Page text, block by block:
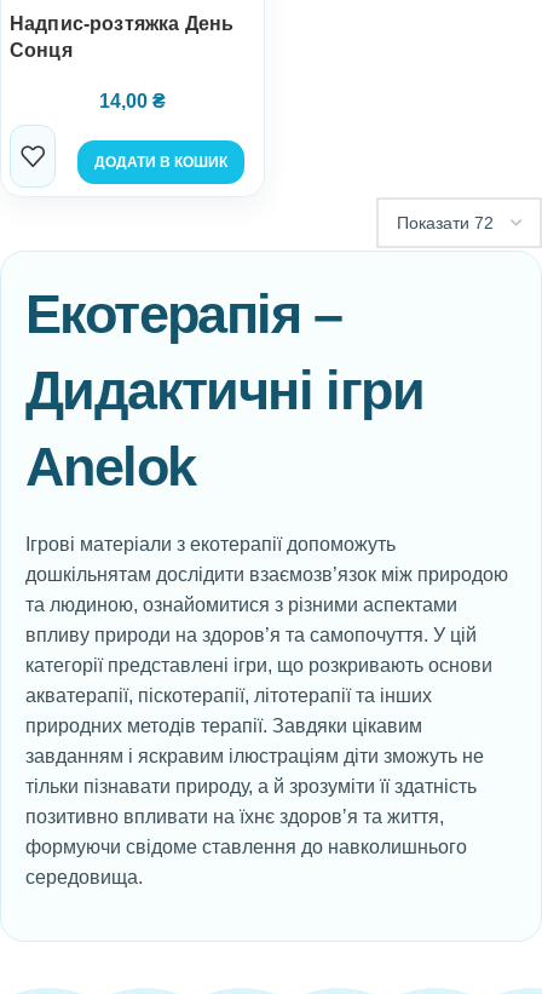
Надпис-розтяжка День
Cонця
14,00 ₴
ДОДАТИ В КОШИК
Екотерапія –
Дидактичні ігри
Anelok
Ігрові матеріали з екотерапії допоможуть
дошкільнятам дослідити взаємозв’язок між природою
та людиною, ознайомитися з різними аспектами
впливу природи на здоров’я та самопочуття. У цій
категорії представлені ігри, що розкривають основи
акватерапії, піскотерапії, літотерапії та інших
природних методів терапії. Завдяки цікавим
завданням і яскравим ілюстраціям діти зможуть не
тільки пізнавати природу, а й зрозуміти її здатність
позитивно впливати на їхнє здоровʼя та життя,
формуючи свідоме ставлення до навколишнього
середовища.